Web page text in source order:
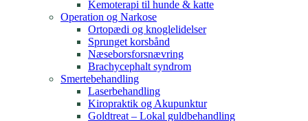
Kemoterapi til hunde & katte
Operation og Narkose​
Ortopædi og knoglelidelser
Sprunget korsbånd
Næseborsforsnævring​
Brachycephalt syndrom
Smertebehandling​
Laserbehandling
Kiropraktik og Akupunktur
Goldtreat – Lokal guldbehandling